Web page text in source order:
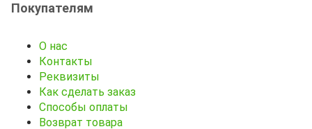
Покупателям
О нас
Контакты
Реквизиты
Как сделать заказ
Способы оплаты
Возврат товара